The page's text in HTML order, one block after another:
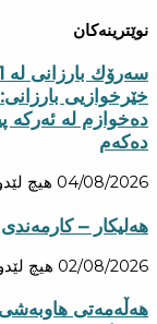
نوێترینەکان
خێرخوازیی
دەخوازم لە ئەركە
دەكەم
04/08/2026 هیچ
هەلیکار –
02/08/2026 هیچ
هه‌ڵه‌مه‌تی